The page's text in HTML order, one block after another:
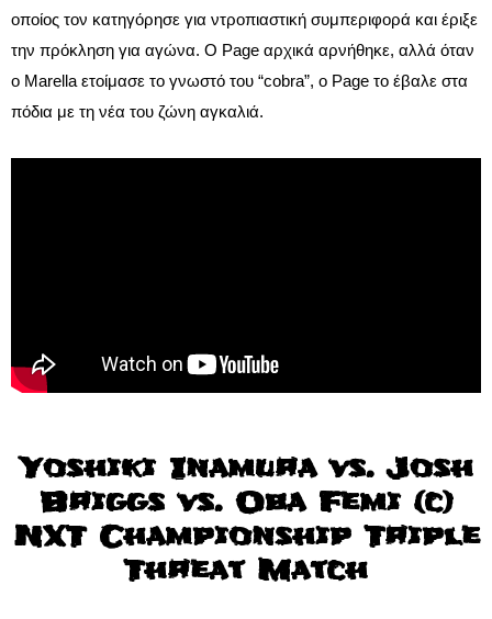
οποίος τον κατηγόρησε για ντροπιαστική συμπεριφορά και έριξε
την πρόκληση για αγώνα. Ο Page αρχικά αρνήθηκε, αλλά όταν
ο Marella ετοίμασε το γνωστό του “cobra”, ο Page το έβαλε στα
πόδια με τη νέα του ζώνη αγκαλιά.
Yoshiki Inamura vs. Josh
Briggs vs. Oba Femi (c)
NXT Championship Triple
Threat Match